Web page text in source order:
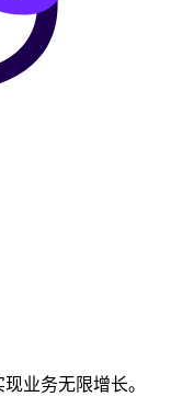
业务无限增长。